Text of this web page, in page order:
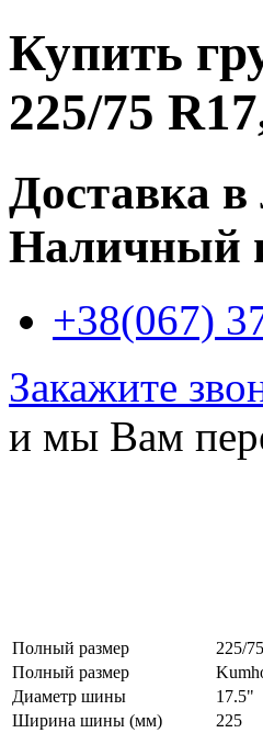
Купить
225/75
Доставка
Наличный
+38(067)
Закажите
и мы Вам
Полный размер
225/
Полный размер
Диаметр шины
17.5"
Ширина шины (мм)
225